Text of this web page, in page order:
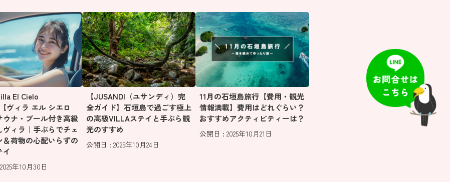
El Cielo
ヴィラ エル シエロ
ウナ・プール付き高級
ヴィラ｜手ぶらでチェ
＆荷物の心配いらずの
イ
年10月30日
【JUSANDI（ユサンディ）完
全ガイド】石垣島で過ごす極上
の高級VILLAステイと手ぶら観
光のすすめ
公開日 : 2025年10月24日
11月の石垣島旅行【費用・観光
情報満載】費用はどれぐらい？
おすすめアクティビティーは？
公開日 : 2025年10月21日